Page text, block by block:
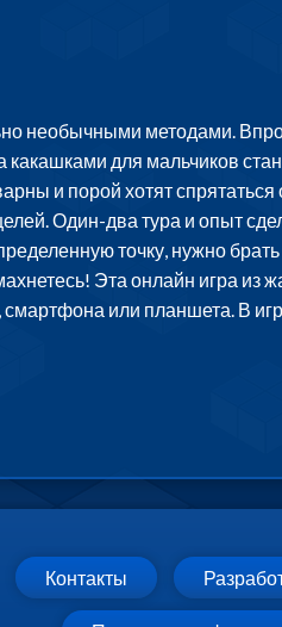
необычными методами.
какашками для мальчиков
и порой хотят спрятаться
Один-два тура и опыт
точку, нужно
Эта онлайн игра из
или планшета. В
Контакты